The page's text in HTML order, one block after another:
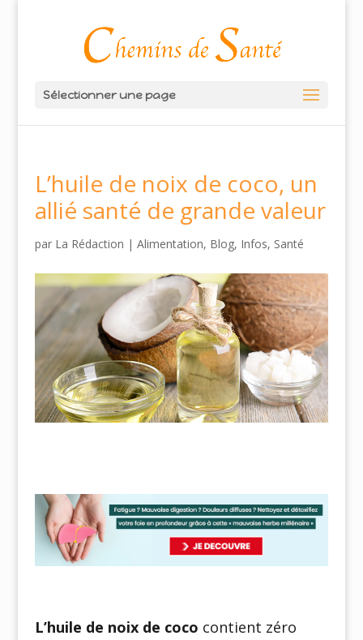
Sélectionner une page
L’huile de noix de coco, un
allié santé de grande valeur
par La Rédaction | Alimentation, Blog, Infos, Santé
L’huile de noix de coco contient zéro